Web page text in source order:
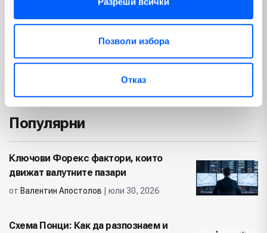
Позволи избора
Отказ
България(56) Изкуствен интелект(65)
Геополитика(23) Политика(74)
Популярни
Ключови Форекс фактори, които
движат валутните пазари
от Валентин Апостолов | юли 30, 2026
Схема Понци: Как да разпознаем и